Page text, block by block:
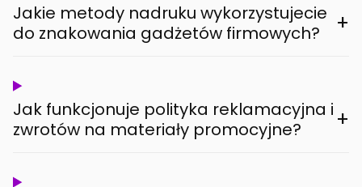
Jakie metody nadruku wykorzystujecie
do znakowania gadżetów firmowych?
+
Jak funkcjonuje polityka reklamacyjna i
zwrotów na materiały promocyjne?
+